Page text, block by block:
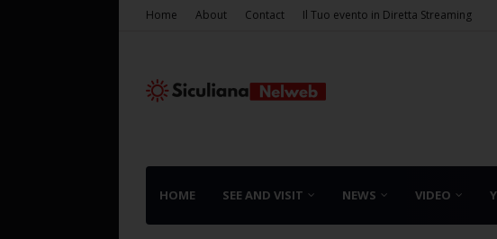
Home About Contact Il Tuo evento in Diretta Streaming
HOME SEE AND VISIT NEWS VIDEO